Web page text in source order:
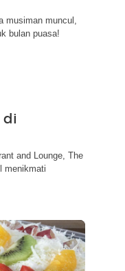
musiman muncul,
bulan puasa!
di
and Lounge, The
menikmati